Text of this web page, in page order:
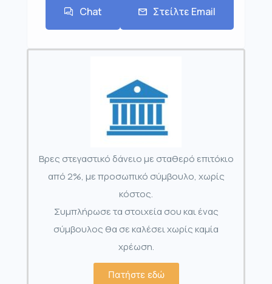
Chat Στείλτε Email
Βρες στεγαστικό δάνειο με σταθερό επιτόκιο
από 2%, με προσωπικό σύμβουλο, χωρίς
κόστος.
Συμπλήρωσε τα στοιχεία σου και ένας
σύμβουλος θα σε καλέσει χωρίς καμία
χρέωση.
Πατήστε εδώ